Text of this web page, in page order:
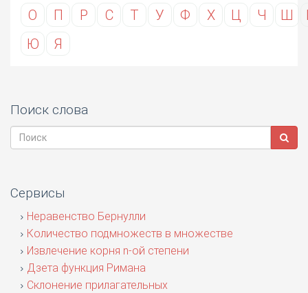
О
П Р С Т У Ф Х Ц Ч Ш
Ю
Я
Поиск слова
Сервисы
Неравенство Бернулли
Количество подмножеств в множестве
Извлечение корня n-ой степени
Дзета функция Римана
Склонение прилагательных